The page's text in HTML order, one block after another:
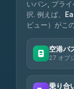
いバン, プラ
択. 例えば、
ビュー）がこ
空港バ
27 オプ
乗り合